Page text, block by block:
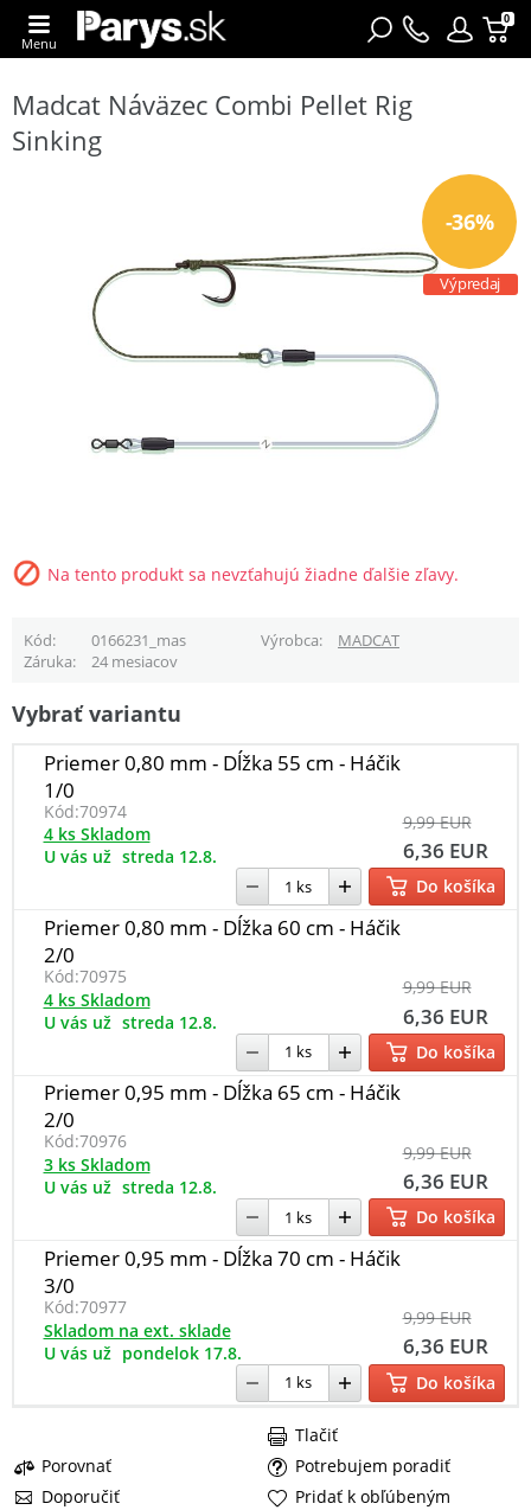
0
Menu
Madcat Náväzec Combi Pellet Rig
Sinking
-36%
Výpredaj
Na tento produkt sa nevzťahujú žiadne ďalšie zľavy.
Kód 0166231_mas Výrobca
MADCAT
Záruka
24 mesiacov
Vybrať variantu
Priemer 0,80 mm - Dĺžka 55 cm - Háčik
1/0
Kód:70974 9,99 EUR
6,36 EUR
4 ks Skladom
U vás už streda 12.8.
Do košíka
Priemer 0,80 mm - Dĺžka 60 cm - Háčik
2/0
Kód:70975 9,99 EUR
6,36 EUR
4 ks Skladom
U vás už streda 12.8.
Do košíka
Priemer 0,95 mm - Dĺžka 65 cm - Háčik
2/0
Kód:70976 9,99 EUR
6,36 EUR
3 ks Skladom
U vás už streda 12.8.
Do košíka
Priemer 0,95 mm - Dĺžka 70 cm - Háčik
3/0
Kód:70977 9,99 EUR
6,36 EUR
Skladom na ext. sklade
U vás už pondelok 17.8.
Do košíka
Porovnať
Potrebujem poradiť
Doporučiť
Tlačiť
Pridať k obľúbeným